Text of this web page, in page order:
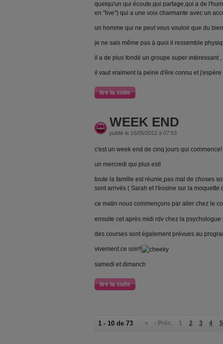
quelqu'un qui écoute,qui partage,qui a de
en "live") qui a une voix charmante avec un
un homme qui ne peut vous vouloir que du
je ne sais même pas à quoi il ressemble
il a de plus fondé un groupe super intéressant
il vaut vraiment la peine d'êre connu et
lire la suite
WEEK END
publié le 16/05/2012 à 07:53
c'est un week end de cinq jours qui commence!
un mercredi qui plus est!
toute la famille est réunie,pas mal de choses
sont arrivés ( Sarah et l'éosine sur la moquette
ce matin nous commençons par aller chez le
ensuite cet après midi rdv chez la
des courses sont également prévues au
vivement ce soir!!
samedi et dimanch
lire la suite
1 - 10 de 73 « ‹ Préc. 1 2 3 4 5